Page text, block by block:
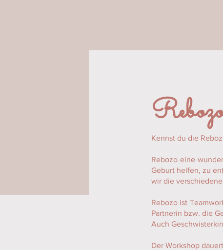
Kennst du die
Rebozo eine
Geburt helfen, zu
wir die
Rebozo ist
Partnerin bzw. die
Auch
Der Workshop